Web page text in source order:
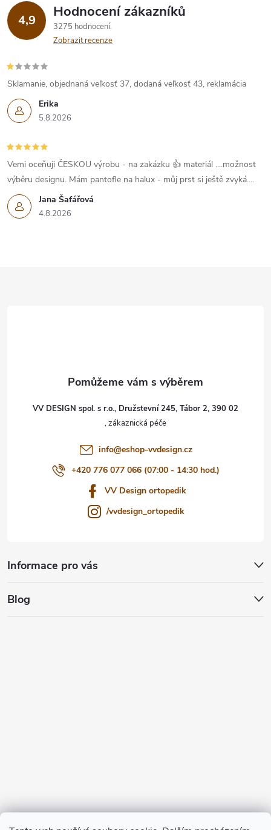
4,9 Hodnocení zákazníků
3275 hodnocení
Zobrazit recenze
Erika
5.8.2026
Sklamanie, objednaná veľkosť 37, dodaná veľkosť 43, reklamácia
Jana Šafářová
4.8.2026
Vemi oceňuji ČESKOU výrobu - na zakázku 👍 materiál ....možnost
výběru designu. Mám pantofle na halux - můj prst si ještě zvyká....
VV DESIGN spol. s r.o., Družstevní 245, Tábor 2, 390 02
info@eshop-vvdesign.cz
+420 776 077 066 (07:00 - 14:30 hod.)
VV Design ortopedik
/vvdesign_ortopedik
Informace pro vás
Blog